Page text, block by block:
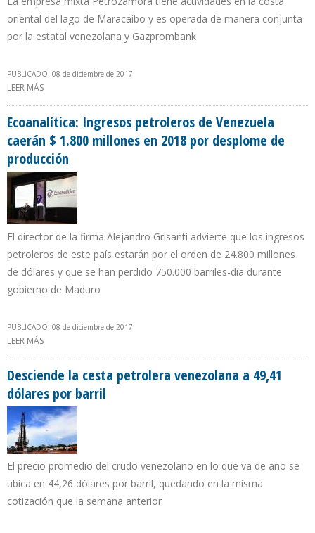
oriental del lago de Maracaibo y es operada de manera conjunta
por la estatal venezolana y Gazprombank
PUBLICADO: 08 de diciembre de 2017
LEER MÁS
Ecoanalítica: Ingresos petroleros de Venezuela
caerán $ 1.800 millones en 2018 por desplome de
producción
El director de la firma Alejandro Grisanti advierte que los ingresos
petroleros de este país estarán por el orden de 24.800 millones
de dólares y que se han perdido 750.000 barriles-día durante
gobierno de Maduro
PUBLICADO: 08 de diciembre de 2017
LEER MÁS
PRODUCCIÓN
Desciende la cesta petrolera venezolana a 49,41
dólares por barril
El precio promedio del crudo venezolano en lo que va de año se
ubica en 44,26 dólares por barril, quedando en la misma
cotización que la semana anterior